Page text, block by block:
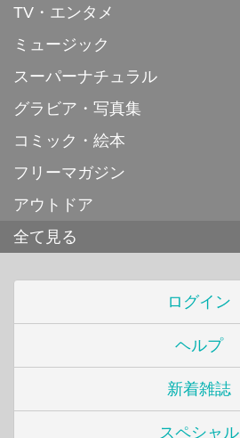
TV・エンタメ
ミュージック
スーパーナチュラル
グラビア・写真集
コミック・絵本
フリーマガジン
アウトドア
全て見る
ログイン
ヘルプ
新着雑誌
スペシャル